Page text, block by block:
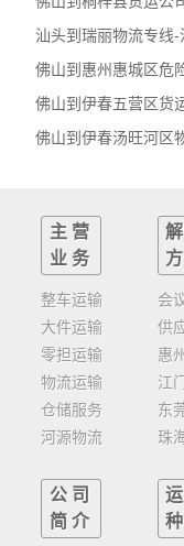
汕头到瑞丽物流专线
佛山到伊春五营区货
佛山到伊春汤旺河区
主营
业务
整车运输
大件运输
零担运输
物流运输
仓储服务
河源物流
会
供
惠
江
东
珠
公司
简介